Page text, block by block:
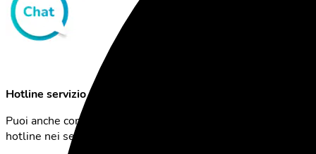
Hotline servizio clienti
Puoi anche contattarci personalmente tramite la nostra
hotline nei seguenti orari: